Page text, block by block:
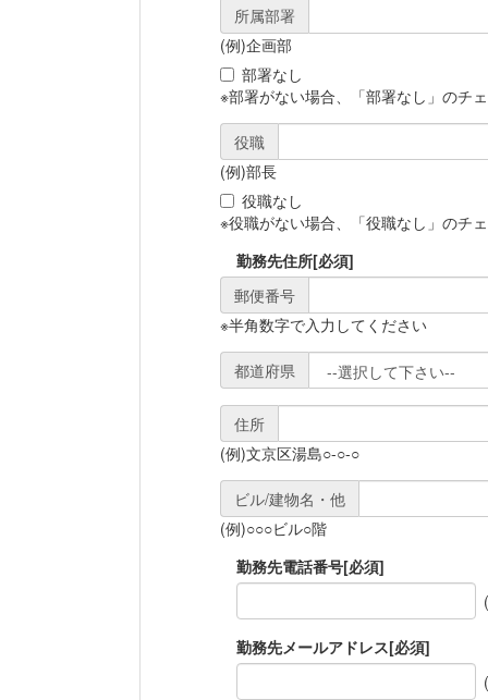
所属部署
(例)企画部
部署なし
※部署がない場合、「部署なし」のチ
役職
(例)部長
役職なし
※役職がない場合、「役職なし」のチ
勤務先住所[必須]
郵便番号
※半角数字で入力してください
都道府県
住所
(例)文京区湯島○-○-○
ビル/建物名・他
(例)○○○ビル○階
勤務先電話番号[必須]
勤務先メールアドレス[必須]